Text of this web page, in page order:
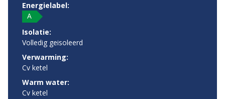
Energielabel:
A
Isolatie:
Volledig geisoleerd
Verwarming:
Cv ketel
Warm water:
Cv ketel